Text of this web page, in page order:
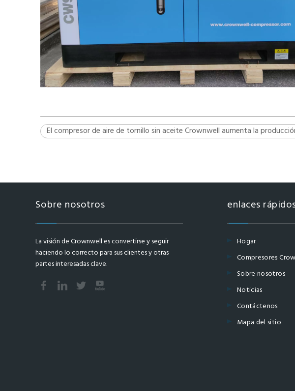
El compresor de aire de tornillo sin aceite Crownwell aumenta la
Sobre nosotros
La visión de Crownwell es convertirse y seguir
haciendo lo correcto para sus clientes y otras
partes interesadas clave.
enlaces
Hogar
Compresores
Sobre nosotros
Noticias
Contáctenos
Mapa del sitio